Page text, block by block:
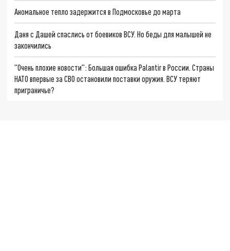
Аномальное тепло задержится в Подмосковье до марта
Даня с Дашей спаслись от боевиков ВСУ. Но беды для малышей не
закончились
"Очень плохие новости": Большая ошибка Palantir в России. Страны
НАТО впервые за СВО остановили поставки оружия. ВСУ теряют
приграничье?